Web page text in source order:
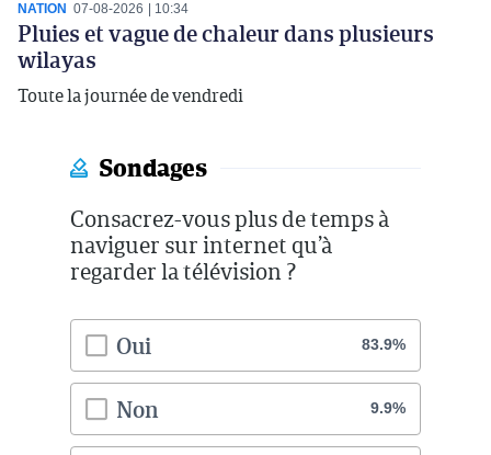
NATION 07-08-2026 10:34
Pluies et vague de chaleur dans plusieurs
wilayas
Toute la journée de vendredi
Sondages
Consacrez-vous plus de temps à
naviguer sur internet qu’à
regarder la télévision ?
Oui 83.9%
Non 9.9%